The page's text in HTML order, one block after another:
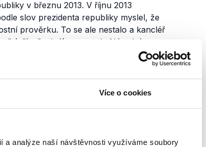
Více o cookies
a analýze naší návštěvnosti využíváme soubory
v březnu 2013. V říjnu 2013
slov prezidenta republiky myslel, že
prověrku. To se ale nestalo a kancléř
(přísně tajné), tu mu ale Národní
, nicméně u NBÚ neuspěl a